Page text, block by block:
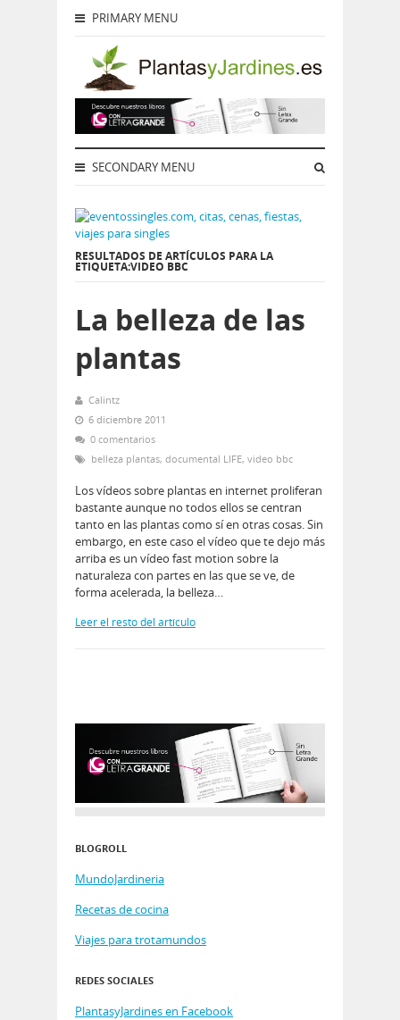
PRIMARY MENU
SECONDARY MENU
RESULTADOS DE ARTÍCULOS PARA LA
ETIQUETA:VIDEO BBC
La belleza de las
plantas
Calintz
6 diciembre 2011
0 comentarios
belleza plantas, documental LIFE, video bbc
Los vídeos sobre plantas en internet proliferan
bastante aunque no todos ellos se centran
tanto en las plantas como sí en otras cosas. Sin
embargo, en este caso el vídeo que te dejo más
arriba es un vídeo fast motion sobre la
naturaleza con partes en las que se ve, de
forma acelerada, la belleza…
Leer el resto del artículo
BLOGROLL
MundoJardineria
Recetas de cocina
Viajes para trotamundos
REDES SOCIALES
PlantasyJardines en Facebook